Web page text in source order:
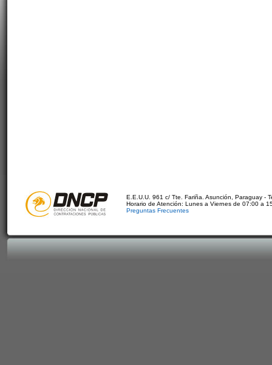
E.E.U.U. 961 c/ Tte. Fariña. Asunción, Paraguay -
Horario de Atención: Lunes a Viernes de 07:00 a
Preguntas Frecuentes